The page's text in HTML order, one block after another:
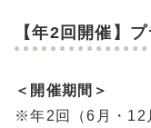
【年2回開催】
＜開催期間＞
※年2回（6月・12